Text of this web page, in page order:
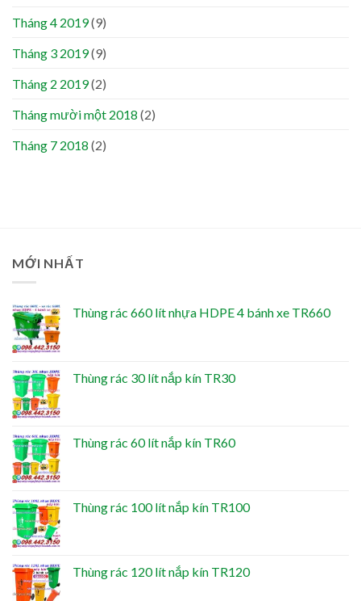
Tháng 4 2019(9)
Tháng 3 2019(9)
Tháng 2 2019(2)
Tháng mười một 2018 (2)
Tháng 7 2018 (2)
MỚI NHẤT
Thùng rác 660 lít nhựa HDPE 4 bánh xe TR660
Thùng rác 30 lít nắp kín TR30
Thùng rác 60 lít nắp kín TR60
Thùng rác 100 lít nắp kín TR100
Thùng rác 120 lít nắp kín TR120